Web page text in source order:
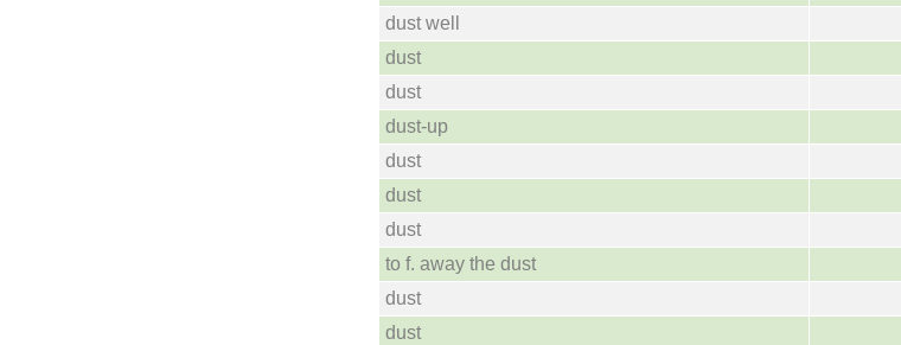
dust well
dust
dust
dust-up
dust
dust
dust
to f. away the dust
dust
dust